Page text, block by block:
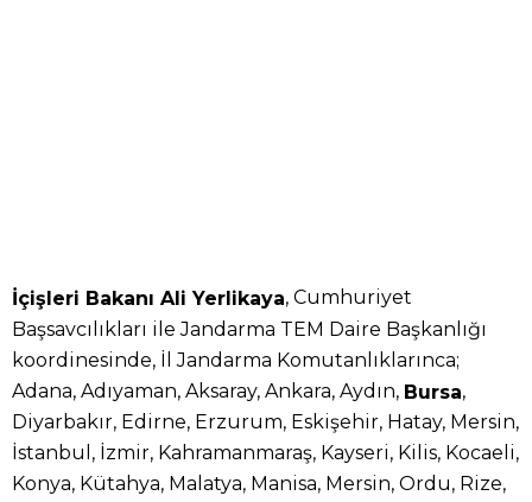
İçişleri Bakanı Ali Yerlikaya, Cumhuriyet
Başsavcılıkları ile Jandarma TEM Daire Başkanlığı
koordinesinde, İl Jandarma Komutanlıklarınca;
Adana, Adıyaman, Aksaray, Ankara, Aydın, Bursa,
Diyarbakır, Edirne, Erzurum, Eskişehir, Hatay, Mersin,
İstanbul, İzmir, Kahramanmaraş, Kayseri, Kilis, Kocaeli,
Konya, Kütahya, Malatya, Manisa, Mersin, Ordu, Rize,